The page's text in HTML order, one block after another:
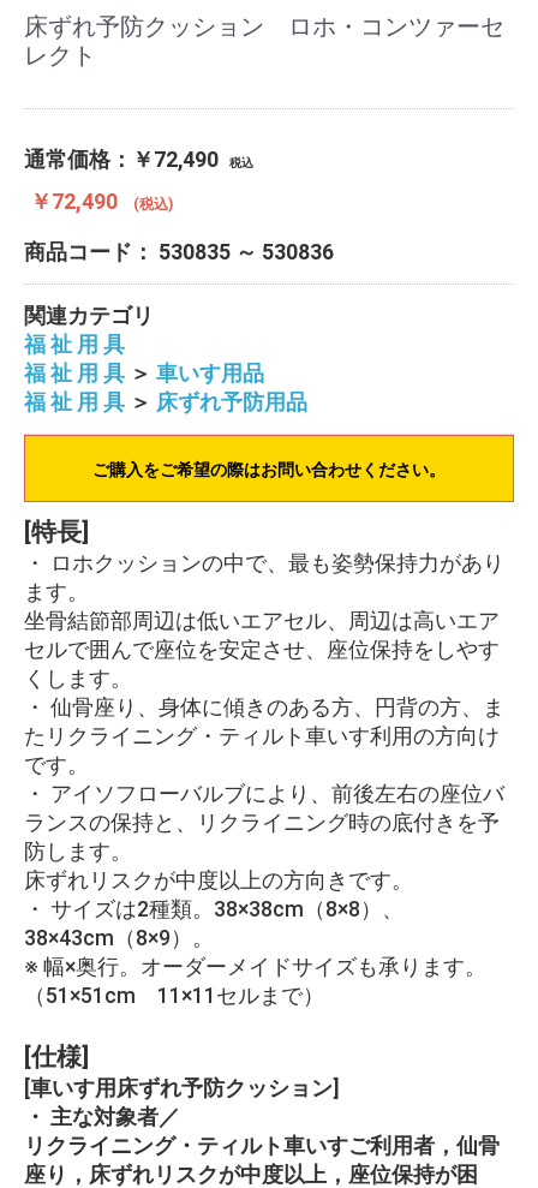
床ずれ予防クッション ロホ・コンツァーセ
レクト
通常価格： ￥72,490 税込
￥72,490 (税込)
商品コード： 530835 ～ 530836
関連カテゴリ
福 祉 用 具
福 祉 用 具 ＞ 車いす用品
福 祉 用 具 ＞ 床ずれ予防用品
ご購入をご希望の際はお問い合わせください。
[特長]
・ ロホクッションの中で、最も姿勢保持力があり
ます。
坐骨結節部周辺は低いエアセル、周辺は高いエア
セルで囲んで座位を安定させ、座位保持をしやす
くします。
・ 仙骨座り、身体に傾きのある方、円背の方、ま
たリクライニング・ティルト車いす利用の方向け
です。
・ アイソフローバルブにより、前後左右の座位バ
ランスの保持と、リクライニング時の底付きを予
防します。
床ずれリスクが中度以上の方向きです。
・ サイズは2種類。38×38cm（8×8）、
38×43cm（8×9）。
※ 幅×奥行。オーダーメイドサイズも承ります。
（51×51cm 11×11セルまで）
[仕様]
[車いす用床ずれ予防クッション]
・ 主な対象者／
リクライニング・ティルト車いすご利用者，仙骨
座り，床ずれリスクが中度以上，座位保持が困